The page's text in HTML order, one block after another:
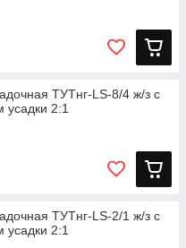
ТУТнг-LS-8/4 ж/з с
2:1
ТУТнг-LS-2/1 ж/з с
2:1